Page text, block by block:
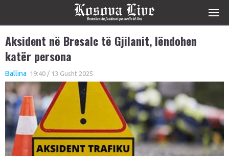
Aksident në Bresalc të Gjilanit, lëndohen
katër persona
Ballina 19:40 / 13 Gusht 2025